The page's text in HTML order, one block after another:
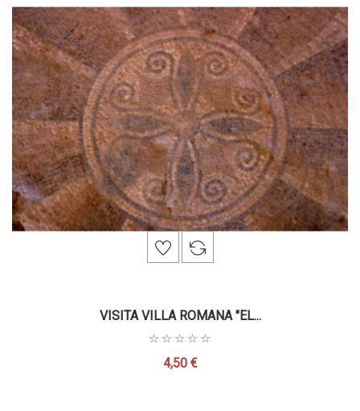
VISITA VILLA ROMANA "EL...
Precio
4,50 €